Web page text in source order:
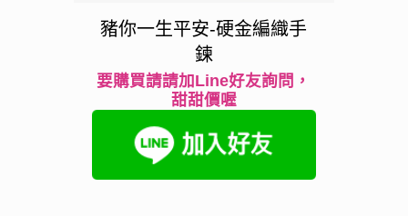
豬你一生平安-硬金編織手
鍊
要購買請請加Line好友詢問，
甜甜價喔